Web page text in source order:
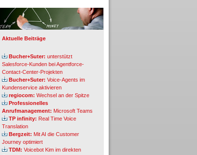
Aktuelle Beiträge
Bucher+Suter: unterstützt
Salesforce-Kunden bei Agentforce-
Contact-Center-Projekten
Bucher+Suter: Voice-Agents im
Kundenservice aktivieren
regiocom: Wechsel an der Spitze
Professionelles
Anrufmanagement: Microsoft Teams
TP infinity: Real Time Voice
Translation
Bergzeit: Mit AI die Customer
Journey optimiert
TDM: Voicebot Kim im direkten